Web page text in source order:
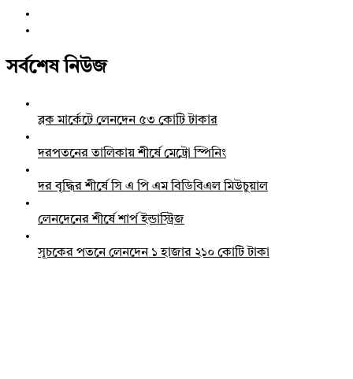
সর্বশেষ নিউজ
ব্লক মার্কেটে লেনদেন ৫৩ কোটি টাকার
দরপতনের তালিকায় শীর্ষে মেট্রো স্পিনিং
দর বৃদ্ধির শীর্ষে সি এ পি এম বিডিবিএল মিউচুয়াল
লেনদেনের শীর্ষে শার্প ইন্ডাস্ট্রিজ
সূচকের পতনে লেনদেন ১ হাজার ২১০ কোটি টাকা